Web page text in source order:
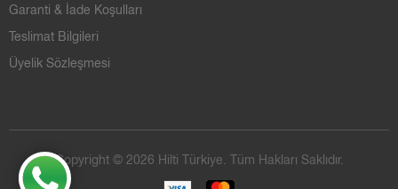
Garanti & İade Koşulları
Teslimat Bilgileri
Üyelik Sözleşmesi
Copyright © 2026 Hilti Türkiye. Tüm Hakları Saklıdır.